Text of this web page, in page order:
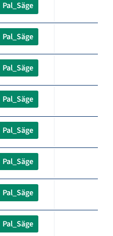
Pal_Säge
Pal_Säge
Pal_Säge
Pal_Säge
Pal_Säge
Pal_Säge
Pal_Säge
Pal_Säge